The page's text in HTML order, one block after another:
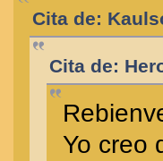
Cita de:
Cita de:
Yo creo